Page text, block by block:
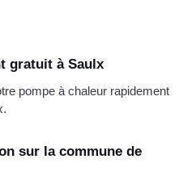
gratuit à Saulx
pompe à chaleur rapidement
sur la commune de